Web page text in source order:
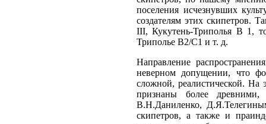
поселения исчезнувших
создателям этих скипетров.
III, Кукутень-Триполья В 1,
Триполье В2/С1 и т. д.
Направление
неверном допущении, что
сложной, реалистической. На
признаны более
В.Н.Даниленко,
скипетров, а также и